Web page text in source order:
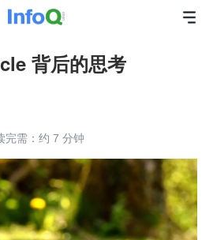
背后的思考
完需：约 7 分钟